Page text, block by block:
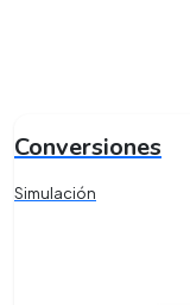
Conversiones
Simulación